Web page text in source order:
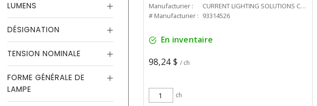
LUMENS
DÉSIGNATION
TENSION NOMINALE
FORME GÉNÉRALE DE
LAMPE
Manufacturier :
CURRENT LIGHTING SOLUTIONS CAN
# Manufacturier : 93314526
En inventaire
98,24 $ / ch
ch